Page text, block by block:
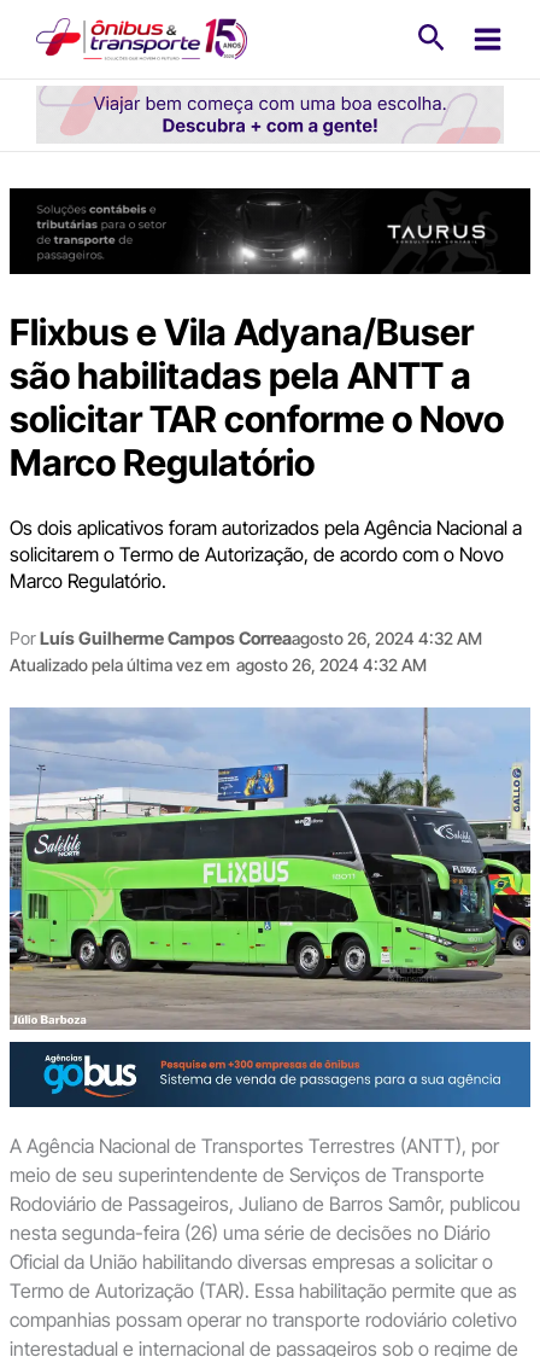
conteúdo
Flixbus e Vila Adyana/Buser
são habilitadas pela ANTT a
solicitar TAR conforme o Novo
Marco Regulatório
Os dois aplicativos foram autorizados pela Agência Nacional a
solicitarem o Termo de Autorização, de acordo com o Novo
Marco Regulatório.
PorLuís Guilherme Campos Correaagosto 26, 2024 4:32 AM
Atualizado pela última vez em agosto 26, 2024 4:32 AM
A Agência Nacional de Transportes Terrestres (ANTT), por
meio de seu superintendente de Serviços de Transporte
Rodoviário de Passageiros, Juliano de Barros Samôr, publicou
nesta segunda-feira (26) uma série de decisões no Diário
Oficial da União habilitando diversas empresas a solicitar o
Termo de Autorização (TAR). Essa habilitação permite que as
companhias possam operar no transporte rodoviário coletivo
interestadual e internacional de passageiros sob o regime de